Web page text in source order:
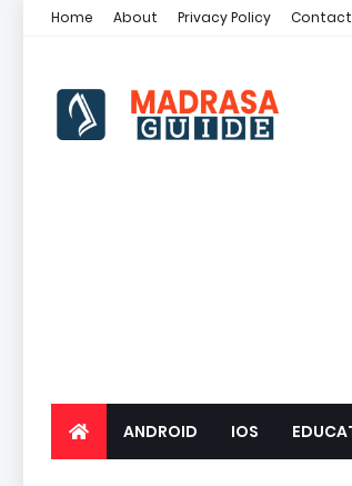
Home About Privacy Policy Contact
ANDROID IOS